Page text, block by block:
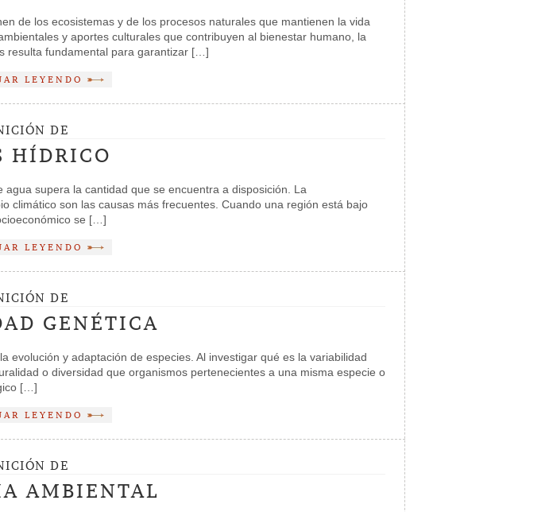
de los ecosistemas y de los procesos naturales que mantienen la vida
y aportes culturales que contribuyen al bienestar humano, la
resulta fundamental para garantizar […]
LEYENDO
DE
HÍDRICO
supera la cantidad que se encuentra a disposición. La
climático son las causas más frecuentes. Cuando una región está bajo
se […]
LEYENDO
DE
GENÉTICA
evolución y adaptación de especies. Al investigar qué es la variabilidad
o diversidad que organismos pertenecientes a una misma especie o
[…]
LEYENDO
DE
AMBIENTAL